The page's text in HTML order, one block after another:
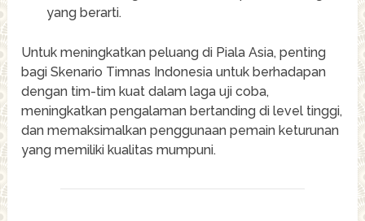
yang berarti.
Untuk meningkatkan peluang di Piala Asia, penting
bagi Skenario Timnas Indonesia untuk berhadapan
dengan tim-tim kuat dalam laga uji coba,
meningkatkan pengalaman bertanding di level tinggi,
dan memaksimalkan penggunaan pemain keturunan
yang memiliki kualitas mumpuni.